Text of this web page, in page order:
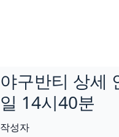
건
너
뛰
기
야구반티 상세
일 14시40분
작성자